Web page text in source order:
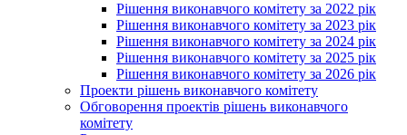
Рішення виконавчого комітету за 2022 рік
Рішення виконавчого комітету за 2023 рік
Рішення виконавчого комітету за 2024 рік
Рішення виконавчого комітету за 2025 рік
Рішення виконавчого комітету за 2026 рік
Проекти рішень виконавчого комітету
Обговорення проектів рішень виконавчого
комітету